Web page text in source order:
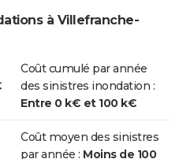
à Villefranche-
Coût cumulé par année
des sinistres inondation :
Entre 0 k€ et 100 k€
Coût moyen des sinistres
par année : Moins de 100